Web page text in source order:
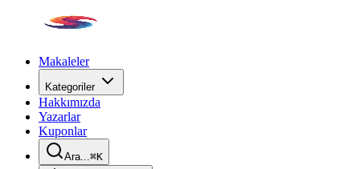
Makaleler
Kategoriler
Hakkımızda
Yazarlar
Kuponlar
Ara...⌘K